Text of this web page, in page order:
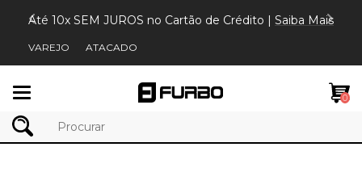
Até 10x SEM JUROS no Cartão de Crédito | Saiba Mais
VAREJO ATACADO
0